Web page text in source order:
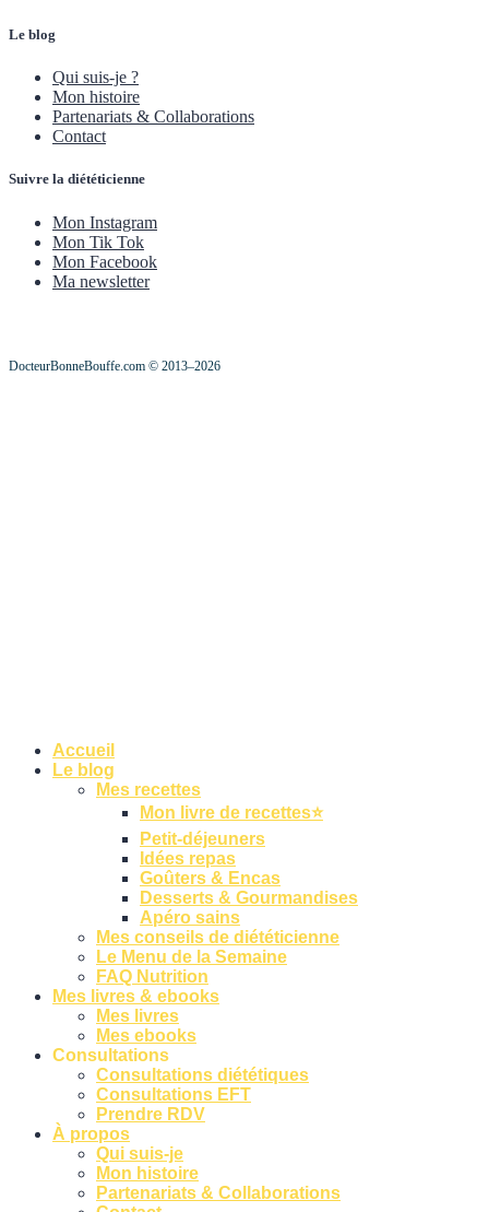
Le blog
Qui suis-je ?
Mon histoire
Partenariats & Collaborations
Contact
Suivre la diététicienne
Mon Instagram
Mon Tik Tok
Mon Facebook
Ma newsletter
DocteurBonneBouffe.com © 2013–2026
Accueil
Le blog
Mes recettes
Mon livre de recettes⭐
Petit-déjeuners
Idées repas
Goûters & Encas
Desserts & Gourmandises
Apéro sains
Mes conseils de diététicienne
Le Menu de la Semaine
FAQ Nutrition
Mes livres & ebooks
Mes livres
Mes ebooks
Consultations
Consultations diététiques
Consultations EFT
Prendre RDV
À propos
Qui suis-je
Mon histoire
Partenariats & Collaborations